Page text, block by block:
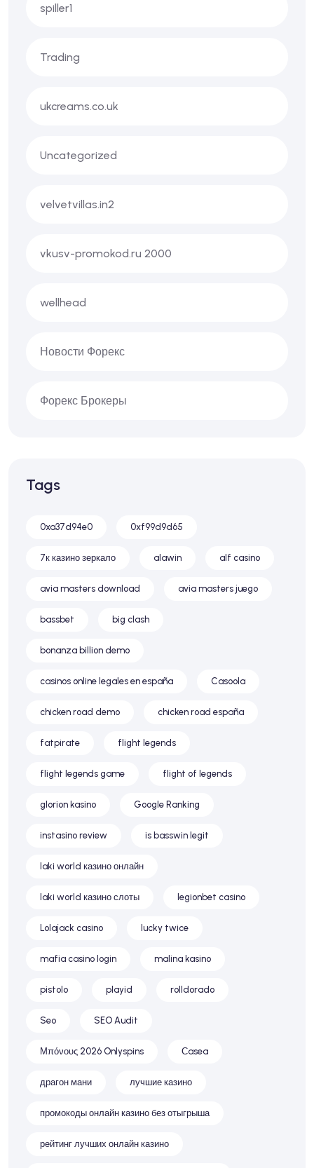
spiller1
Trading
ukcreams.co.uk
Uncategorized
velvetvillas.in2
vkusv-promokod.ru 2000
wellhead
Новости Форекс
Форекс Брокеры
Tags
0xa37d94e0 0xf99d9d65
7к казино зеркало alawin alf casino
avia masters download avia masters juego
bassbet big clash
bonanza billion demo
casinos online legales en españa Casoola
chicken road demo chicken road españa
fatpirate flight legends
flight legends game flight of legends
glorion kasino Google Ranking
instasino review is basswin legit
laki world казино онлайн
laki world казино слоты legionbet casino
Lolajack casino lucky twice
mafia casino login malina kasino
pistolo playid rolldorado
Seo SEO Audit
Μπόνους 2026 Onlyspins Сasea
драгон мани лучшие казино
промокоды онлайн казино без отыгрыша
рейтинг лучших онлайн казино